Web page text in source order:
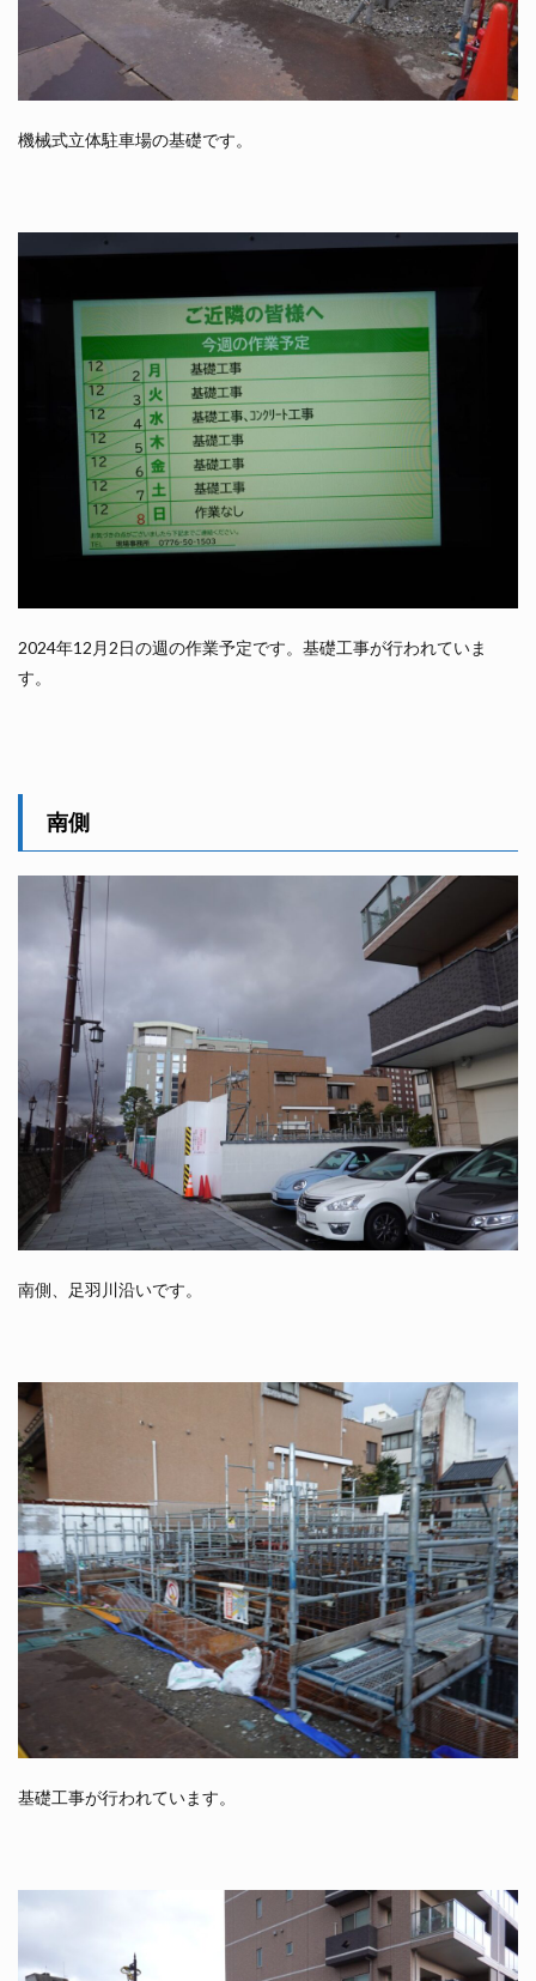
機械式立体駐車場の基礎です。
2024年12月2日の週の作業予定です。基礎工事が行われていま
す。
南側
南側、足羽川沿いです。
基礎工事が行われています。